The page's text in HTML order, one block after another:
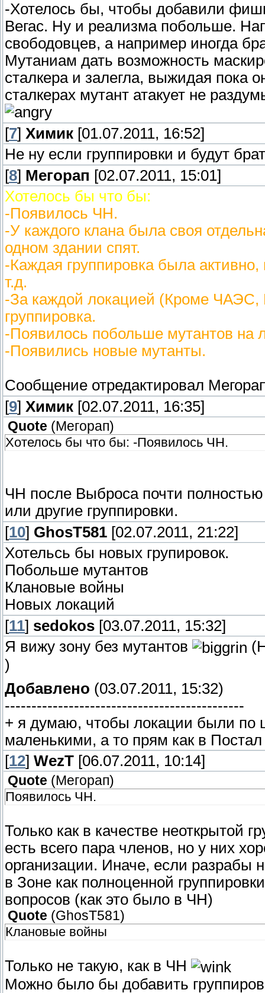
-Хотелось бы, чтобы добавили
Вегас. Ну и реализма побольше.
свободовцев, а например иногда
Мутаниам дать возможность
сталкера и залегла, выжидая пока
сталкерах мутант атакует не
[7] Химик [01.07.2011, 16:52]
Не ну если группировки и будут
[8] Мегорап [02.07.2011, 15:01]
Хотелось бы что бы:
-Появилось ЧН.
-У каждого клана была своя
одном здании спят.
-Каждая группировка была
т.д.
-За каждой локацией (Кроме ЧАЭС,
группировка.
-Появилось побольше мутантов на
-Появились новые мутанты.
Сообщение отредактировал
[9] Химик [02.07.2011, 16:35]
Quote (Мегорап)
Хотелось бы что бы: -Появилось ЧН.
ЧН после Выброса почти
или другие группировки.
[10] GhosT581 [02.07.2011, 21:22]
Хотельсь бы новых групировок.
Побольше мутантов
Клановые войны
Новых локаций
[11] sedokos [03.07.2011, 15:32]
Я вижу зону без мутантов
)
Добавлено (03.07.2011, 15:32)
---------------------------------------------
+ я думаю, чтобы локации были
маленькими, а то прям как в
[12] WezT [06.07.2011, 10:14]
Quote (Мегорап)
Появилось ЧН.
Только как в качестве неоткрытой
есть всего пара членов, но у них
организации. Иначе, если разрабы
в Зоне как полноценной
вопросов (как это было в ЧН)
Quote (GhosT581)
Клановые войны
Только не такую, как в ЧН
Можно было бы добавить